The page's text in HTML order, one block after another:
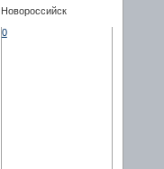
Новороссийск
0